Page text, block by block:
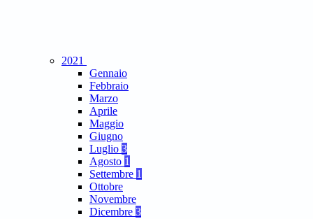
2021
Gennaio
Febbraio
Marzo
Aprile
Maggio
Giugno
Luglio 3
Agosto 1
Settembre 1
Ottobre
Novembre
Dicembre 3